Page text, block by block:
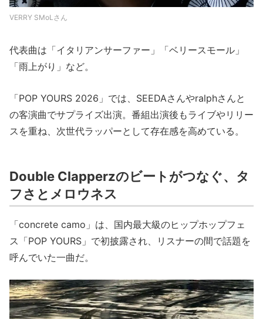
VERRY SMoLさん
代表曲は「イタリアンサーファー」「ベリースモール」
「雨上がり」など。
「POP YOURS 2026」では、SEEDAさんやralphさんと
の客演曲でサプライズ出演。番組出演後もライブやリリー
スを重ね、次世代ラッパーとして存在感を高めている。
Double Clapperzのビートがつなぐ、タ
フさとメロウネス
「concrete camo」は、国内最大級のヒップホップフェ
ス「POP YOURS」で初披露され、リスナーの間で話題を
呼んでいた一曲だ。